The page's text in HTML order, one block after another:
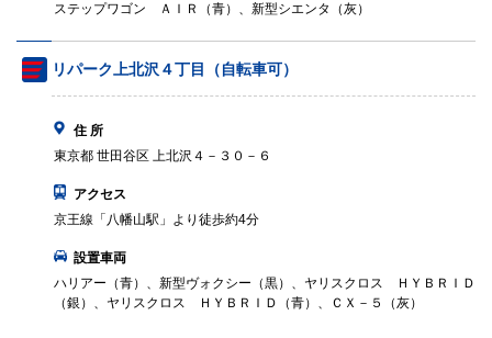
ステップワゴン ＡＩＲ（青）、新型シエンタ（灰）
リパーク上北沢４丁目（自転車可）
住 所
東京都 世田谷区 上北沢４－３０－６
アクセス
京王線「八幡山駅」より徒歩約4分
設置車両
ハリアー（青）、新型ヴォクシー（黒）、ヤリスクロス ＨＹＢＲＩＤ
（銀）、ヤリスクロス ＨＹＢＲＩＤ（青）、ＣＸ－５（灰）